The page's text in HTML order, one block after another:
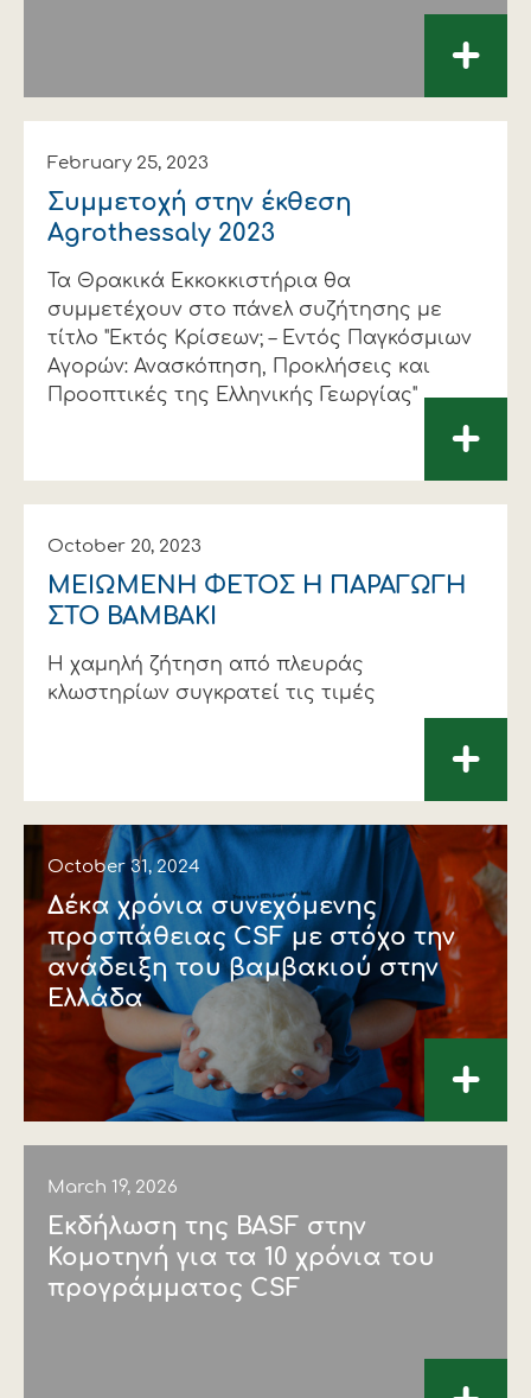
+
February 25, 2023
Συμμετοχή στην έκθεση
Agrothessaly 2023
Τα Θρακικά Εκκοκκιστήρια θα
συμμετέχουν στο πάνελ συζήτησης με
τίτλο "Εκτός Κρίσεων; – Εντός Παγκόσμιων
Αγορών: Ανασκόπηση, Προκλήσεις και
Προοπτικές της Ελληνικής Γεωργίας"
+
October 20, 2023
ΜΕΙΩΜΕΝΗ ΦΕΤΟΣ Η ΠΑΡΑΓΩΓΗ
ΣΤΟ ΒΑΜΒΑΚΙ
Η χαμηλή ζήτηση από πλευράς
κλωστηρίων συγκρατεί τις τιμές
+
October 31, 2024
Δέκα χρόνια συνεχόμενης
προσπάθειας CSF με στόχο την
ανάδειξη του βαμβακιού στην
Ελλάδα
+
March 19, 2026
Εκδήλωση της BASF στην
Κομοτηνή για τα 10 χρόνια του
προγράμματος CSF